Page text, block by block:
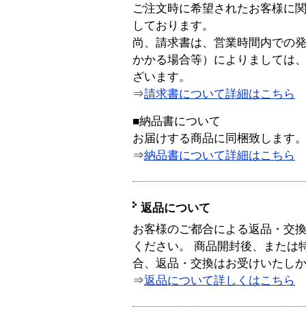
ご注文時に希望されたお客様に
しております。
尚、請求書は、営業時間内での
かかる場合等）によりましては
ざいます。
⇒請求書について詳細はこちら
■納品書について
お届けする商品に同梱致します。
⇒納品書について詳細はこちら
返品について
お客様のご都合による返品・交
ください。 商品開封後、または
合、返品・交換はお受けいたし
⇒返品について詳しくはこちら